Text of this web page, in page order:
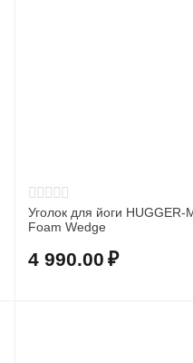
Уголок для йоги HUGGER-
Foam Wedge
4 990.00 ₽